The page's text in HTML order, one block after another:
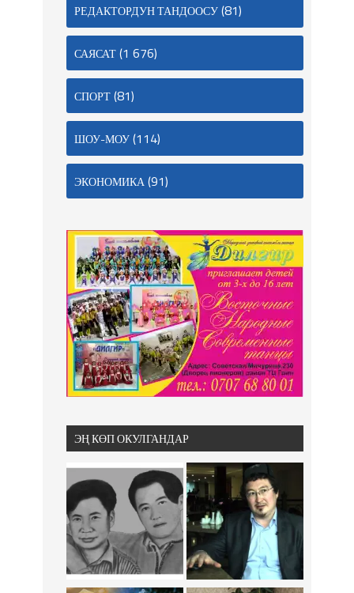
РЕДАКТОРДУН ТАНДООСУ(81)
САЯСАТ(1 676)
СПОРТ(81)
ШОУ-МОУ(114)
ЭКОНОМИКА(91)
ЭҢ КӨП ОКУЛГАНДАР